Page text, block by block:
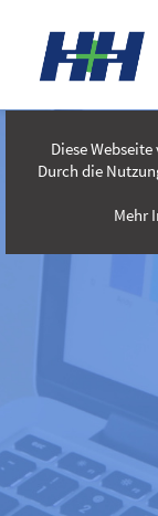
Diese
Durch die
Mehr